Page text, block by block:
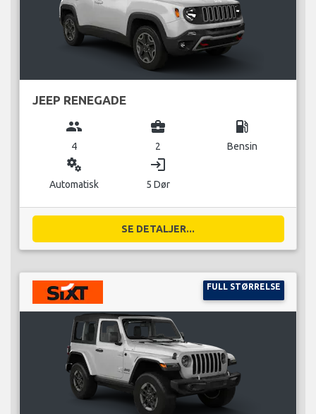
JEEP RENEGADE
group
4
business_center
2
local_gas_station
Bensin
miscellaneous_services
Automatisk
login
5 Dør
SE DETALJER...
FULL STØRRELSE